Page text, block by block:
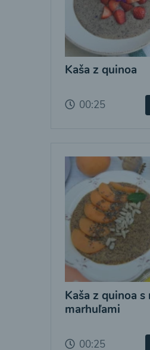
Kaša z quinoa
00:25
Kaša z quinoa s
marhuľami
00:25